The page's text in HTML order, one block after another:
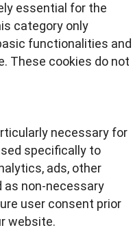
essential for the
category only
functionalities and
These cookies do not
necessary for
specifically to
ads, other
as non-necessary
user consent prior
website.